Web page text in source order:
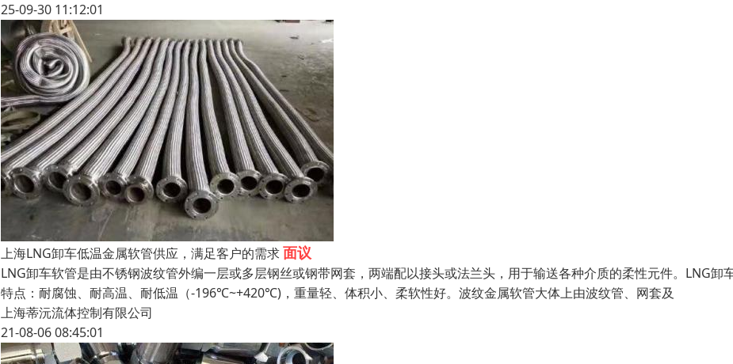
25-09-30 11:12:01
上海LNG卸车低温金属软管供应，满足客户的需求面议
LNG卸车软管是由不锈钢波纹管外编一层或多层钢丝或钢带网套，两端配以接头或法兰头，用于输送各种介质的柔性元件。LNG卸
特点：耐腐蚀、耐高温、耐低温（-196℃~+420℃)，重量轻、体积小、柔软性好。波纹金属软管大体上由波纹管、网套及
上海蒂沅流体控制有限公司
21-08-06 08:45:01